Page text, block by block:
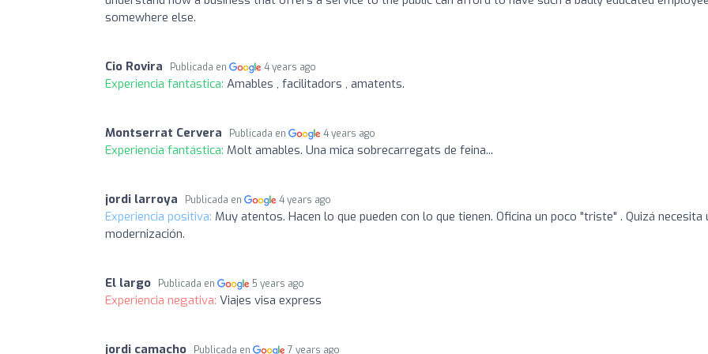
somewhere else.
Cio Rovira Publicada en 4 years ago
Experiencia fantástica: Amables , facilitadors , amatents.
Montserrat Cervera Publicada en 4 years ago
Experiencia fantástica: Molt amables. Una mica sobrecarregats de feina...
jordi larroya Publicada en 4 years ago
Experiencia positiva: Muy atentos. Hacen lo que pueden con lo que tienen. Oficina un poco "triste" . Quizá necesita
modernización.
El largo Publicada en 5 years ago
Experiencia negativa: Viajes visa express
jordi camacho Publicada en 7 years ago